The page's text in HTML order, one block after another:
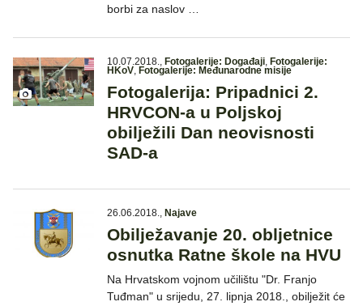
borbi za naslov …
10.07.2018., Fotogalerije: Događaji, Fotogalerije:
HKoV, Fotogalerije: Međunarodne misije
Fotogalerija: Pripadnici 2.
HRVCON-a u Poljskoj
obilježili Dan neovisnosti
SAD-a
26.06.2018., Najave
Obilježavanje 20. obljetnice
osnutka Ratne škole na HVU
Na Hrvatskom vojnom učilištu "Dr. Franjo
Tuđman" u srijedu, 27. lipnja 2018., obilježit će